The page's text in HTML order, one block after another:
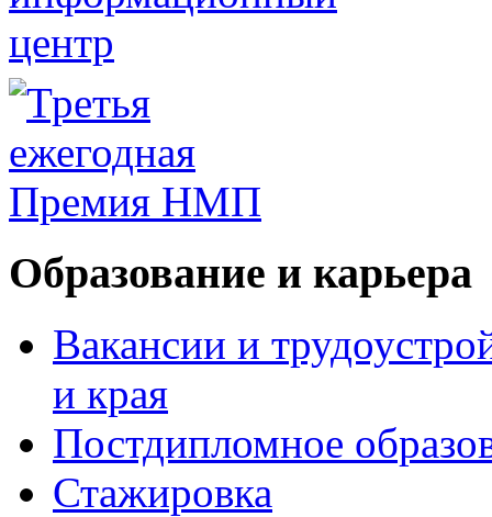
Образование и карьера
Вакансии и
и края
Постдипломное
Стажировка